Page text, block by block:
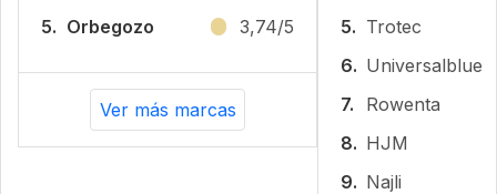
5. Orbegozo 3,74/5
Ver más marcas
5. Trotec
6. Universalblue
7.
Rowenta
8. HJM
9. Najli